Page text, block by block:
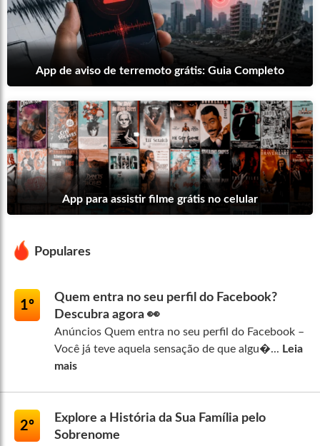
App de aviso de terremoto grátis: Guia Completo
App para assistir filme grátis no celular
Populares
1º
Quem entra no seu perfil do Facebook?
Descubra agora 👀
Anúncios Quem entra no seu perfil do Facebook –
Você já teve aquela sensação de que algu�... Leia
mais
2º
Explore a História da Sua Família pelo
Sobrenome